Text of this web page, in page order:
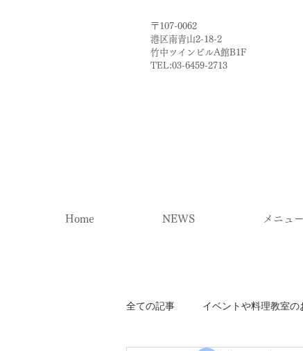
〒107-0062
港区南青山2-18-2​
​竹中ツインビルA館B1F
TEL:03-6459-2713
Home NEWS メニュー
全ての記事 イベントや料理教室の